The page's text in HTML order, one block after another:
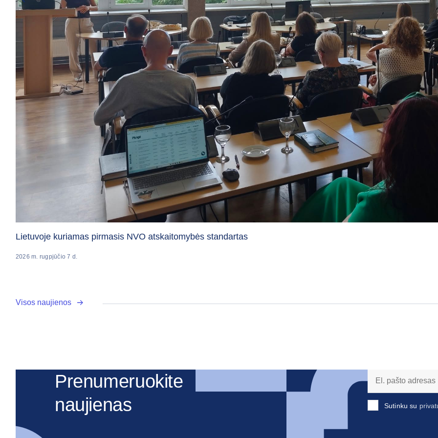
Lietuvoje kuriamas pirmasis NVO atskaitomybės standartas
2026 m. rugpjūčio 7 d.
Visos naujienos
Prenumeruokite
naujienas
Sutinku su